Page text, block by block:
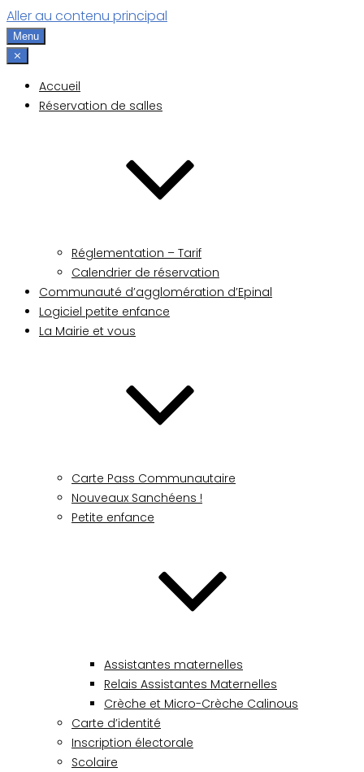
Aller au contenu principal
Menu
⨯
Accueil
Réservation de salles
Réglementation – Tarif
Calendrier de réservation
Communauté d’agglomération d’Epinal
Logiciel petite enfance
La Mairie et vous
Carte Pass Communautaire
Nouveaux Sanchéens !
Petite enfance
Assistantes maternelles
Relais Assistantes Maternelles
Crèche et Micro-Crèche Calinous
Carte d’identité
Inscription électorale
Scolaire